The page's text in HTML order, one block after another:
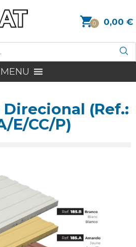
0 0,00 €
MENU
(Ref.:
E/CC/P)